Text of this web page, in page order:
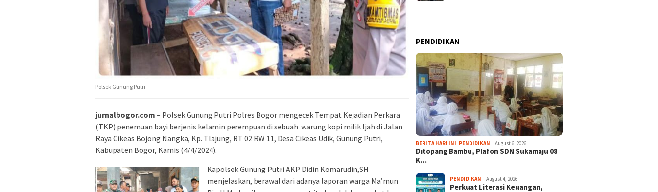
Polsek Gunung Putri
jurnalbogor.com – Polsek Gunung Putri Polres Bogor mengecek Tempat Kejadian Perkara
(TKP) penemuan bayi berjenis kelamin perempuan di sebuah warung kopi milik Ijah di Jalan
Raya Cikeas Bojong Nangka, Kp. Tlajung, RT 02 RW 11, Desa Cikeas Udik, Gunung Putri,
Kabupaten Bogor, Kamis (4/4/2024).
Kapolsek Gunung Putri AKP Didin Komarudin,SH
menjelaskan, berawal dari adanya laporan warga Ma’mun
PENDIDIKAN
BERITA HARI INI PENDIDIKAN August 6, 2026
Ditopang Bambu, Plafon SDN Sukamaju 08
K…
PENDIDIKAN August 4, 2026
Perkuat Literasi Keuangan,